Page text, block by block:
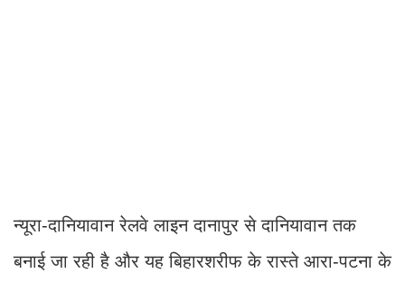
न्यूरा-दानियावान रेलवे लाइन दानापुर से दानियावान तक
बनाई जा रही है और यह बिहारशरीफ के रास्ते आरा-पटना के